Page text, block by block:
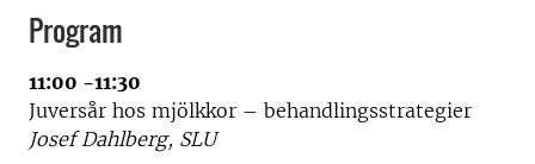
Program
11:00 -11:30
Juversår hos mjölkkor – behandlingsstrategier
Josef Dahlberg, SLU